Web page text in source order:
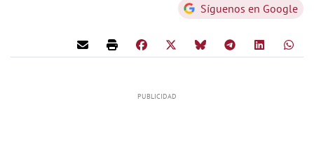
Síguenos en Google